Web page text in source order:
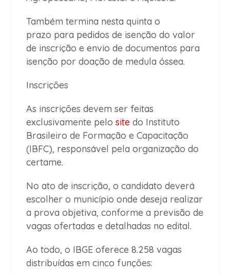
Também termina nesta quinta o
prazo para pedidos de isenção do valor
de inscrição e envio de documentos para
isenção por doação de medula óssea.
Inscrições
As inscrições devem ser feitas
exclusivamente pelo site do Instituto
Brasileiro de Formação e Capacitação
(IBFC), responsável pela organização do
certame.
No ato de inscrição, o candidato deverá
escolher o município onde deseja realizar
a prova objetiva, conforme a previsão de
vagas ofertadas e detalhadas no edital.
Ao todo, o IBGE oferece 8.258 vagas
distribuídas em cinco funções: